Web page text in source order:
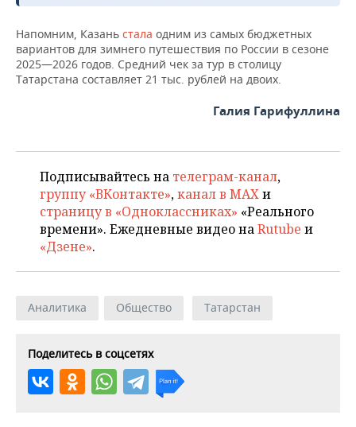
Напомним, Казань стала одним из самых бюджетных
вариантов для зимнего путешествия по России в сезоне
2025—2026 годов. Средний чек за тур в столицу
Татарстана составляет 21 тыс. рублей на двоих.
Галия Гарифуллина
Подписывайтесь на телеграм-канал,
группу «ВКонтакте»,канал в MAXи
страницу в «Одноклассниках» «Реального
времени». Ежедневные видео наRutube и
«Дзене».
Аналитика Общество Татарстан
Поделитесь в соцсетях